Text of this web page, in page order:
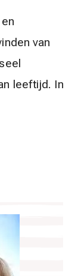
van
leeftijd. In